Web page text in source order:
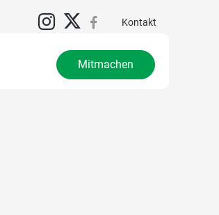
Kontakt
Mitmachen